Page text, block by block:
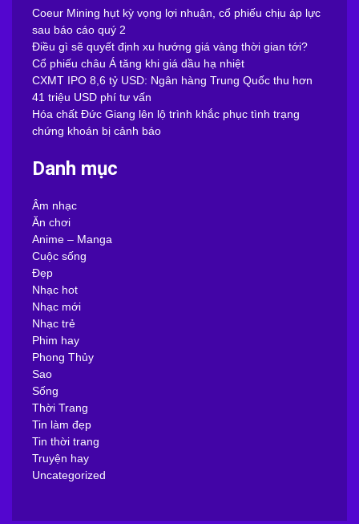
Coeur Mining hụt kỳ vọng lợi nhuận, cổ phiếu chịu áp lực
sau báo cáo quý 2
Điều gì sẽ quyết định xu hướng giá vàng thời gian tới?
Cổ phiếu châu Á tăng khi giá dầu hạ nhiệt
CXMT IPO 8,6 tỷ USD: Ngân hàng Trung Quốc thu hơn
41 triệu USD phí tư vấn
Hóa chất Đức Giang lên lộ trình khắc phục tình trạng
chứng khoán bị cảnh báo
Danh mục
Âm nhạc
Ăn chơi
Anime – Manga
Cuộc sống
Đẹp
Nhạc hot
Nhạc mới
Nhạc trẻ
Phim hay
Phong Thủy
Sao
Sống
Thời Trang
Tin làm đẹp
Tin thời trang
Truyện hay
Uncategorized